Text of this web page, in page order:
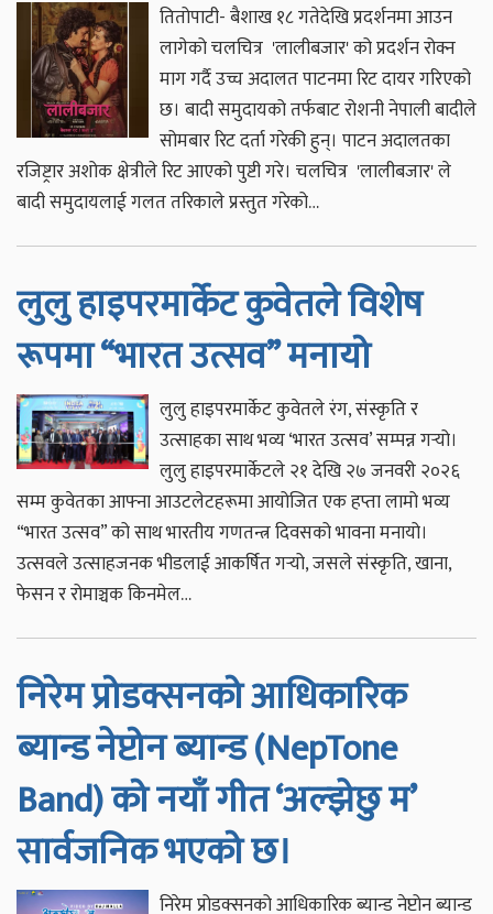
तितोपाटी- बैशाख १८ गतेदेखि प्रदर्शनमा आउन
लागेको चलचित्र 'लालीबजार' को प्रदर्शन रोक्न
माग गर्दै उच्च अदालत पाटनमा रिट दायर गरिएको
छ। बादी समुदायको तर्फबाट रोशनी नेपाली बादीले
सोमबार रिट दर्ता गरेकी हुन्। पाटन अदालतका
रजिष्ट्रार अशोक क्षेत्रीले रिट आएको पुष्टी गरे। चलचित्र 'लालीबजार' ले
बादी समुदायलाई गलत तरिकाले प्रस्तुत गरेको…
लुलु हाइपरमार्केट कुवेतले विशेष
रूपमा “भारत उत्सव” मनायो
लुलु हाइपरमार्केट कुवेतले रंग, संस्कृति र
उत्साहका साथ भव्य ‘भारत उत्सव’ सम्पन्न गर्‍यो।
लुलु हाइपरमार्केटले २१ देखि २७ जनवरी २०२६
सम्म कुवेतका आफ्ना आउटलेटहरूमा आयोजित एक हप्ता लामो भव्य
“भारत उत्सव” को साथ भारतीय गणतन्त्र दिवसको भावना मनायो।
उत्सवले उत्साहजनक भीडलाई आकर्षित गर्‍यो, जसले संस्कृति, खाना,
फेसन र रोमाञ्चक किनमेल…
निरेम प्रोडक्सनको आधिकारिक
ब्यान्ड नेप्टोन ब्यान्ड (NepTone
Band) को नयाँ गीत ‘अल्झेछु म’
सार्वजनिक भएको छ।
निरेम प्रोडक्सनको आधिकारिक ब्यान्ड नेप्टोन ब्यान्ड